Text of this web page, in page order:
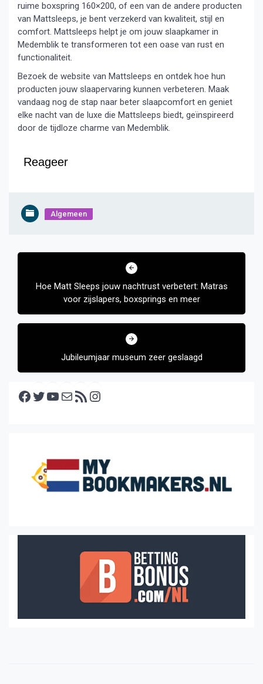
ruime boxspring 160×200, of een van de andere producten
van Mattsleeps, je bent verzekerd van kwaliteit, stijl en
comfort. Mattsleeps helpt je om jouw slaapkamer in
Medemblik te transformeren tot een oase van rust en
functionaliteit.
Bezoek de website van Mattsleeps en ontdek hoe hun
producten jouw slaapervaring kunnen verbeteren. Maak
vandaag nog de stap naar beter slaapcomfort en geniet
elke nacht van de luxe die Mattsleeps biedt, geïnspireerd
door de tijdloze charme van Medemblik.
Reageer
Algemeen
Bericht
Hoe Matt Sleeps jouw nachtrust verbetert: Matras
voor zijslapers, boxsprings en meer
Jubileumjaar museum zeer geslaagd
Facebook Twitter YouTube E-mail RSS feed